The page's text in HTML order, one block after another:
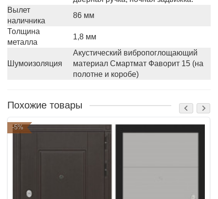
Вылет
наличника
86 мм
Толщина
металла
1,8 мм
Шумоизоляция
Акустический вибропоглощающий
материал Смартмат Фаворит 15 (на
полотне и коробе)
Похожие товары
-5%